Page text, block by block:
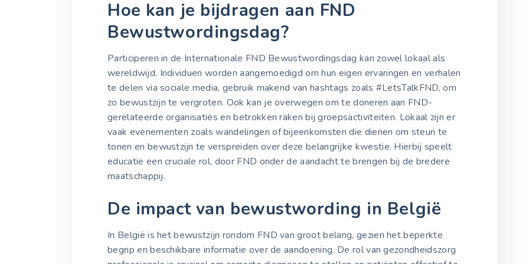
Hoe kan je bijdragen aan FND
Bewustwordingsdag?
Participeren in de Internationale FND Bewustwordingsdag kan zowel lokaal als
wereldwijd. Individuen worden aangemoedigd om hun eigen ervaringen en verhalen
te delen via sociale media, gebruik makend van hashtags zoals #LetsTalkFND, om
zo bewustzijn te vergroten. Ook kan je overwegen om te doneren aan FND-
gerelateerde organisaties en betrokken raken bij groepsactiviteiten. Lokaal zijn er
vaak evenementen zoals wandelingen of bijeenkomsten die dienen om steun te
tonen en bewustzijn te verspreiden over deze belangrijke kwestie. Hierbij speelt
educatie een cruciale rol, door FND onder de aandacht te brengen bij de bredere
maatschappij.
De impact van bewustwording in België
In België is het bewustzijn rondom FND van groot belang, gezien het beperkte
begrip en beschikbare informatie over de aandoening. De rol van gezondheidszorg